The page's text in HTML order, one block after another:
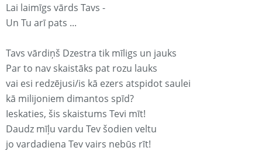
Lai laimīgs vārds Tavs -
Un Tu arī pats ...
Tavs vārdiņš Dzestra tik mīligs un jauks
Par to nav skaistāks pat rozu lauks
vai esi redzējusi/is kā ezers atspidot saulei
kā milijoniem dimantos spīd?
Ieskaties, šis skaistums Tevi mīt!
Daudz mīļu vardu Tev šodien veltu
jo vardadiena Tev vairs nebūs rīt!